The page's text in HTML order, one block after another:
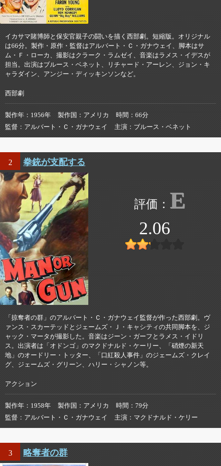
イカサマ賭博師と保安官親子の闘いを描く西部劇。短縮版。オリジナル
は66分。製作・原作・監督はアルバート・Ｃ・ガナウェイ、脚本はサ
ム・Ｆ・ローカ、撮影はクラーク・ラムゼイ、音楽はラメス・イデスが
担当。出演はブルース・ベネット、リチャード・アーレン、ジョン・キ
ャラダイン、アンジー・ディッキンソンなど。
西部劇
製作年 1956年 製作国 アメリカ 時間
66分
監督
アルバート・Ｃ・ガナウェイ 主演 ブルース・ベネット
2 拳銃が支配する
E
2.06
「掠奪者の群」のアルバート・Ｃ・ガナウェイ監督が作った西部劇。ヴ
ァンス・スカーテッドとジェームズ・Ｊ・キャシティの共同脚本を、ジ
ャック・マータが撮影した。音楽はジーン・ガーフとラメス・イドリ
ス。出演者は「オドンゴ」のマクドナルド・ケーリー、「硝煙の新天
地」のオードリー・トッター、「口紅殺人事件」のジェームズ・クレイ
グ、ジェームズ・グリーン、ハリー・シャノン等。
アクション
製作年 1958年 製作国 アメリカ 時間
79分
監督
アルバート・Ｃ・ガナウェイ 主演 マクドナルド・ケリー
3 略奪者の群